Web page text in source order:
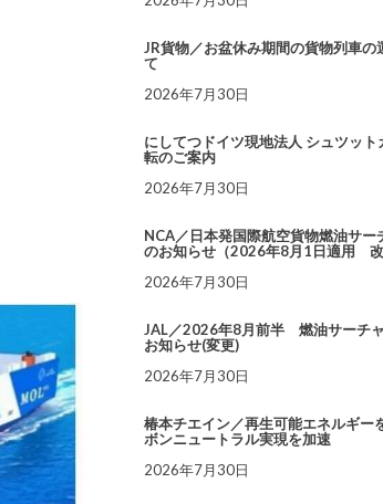
JR貨物／お盆休み期間の貨物列車の
て
2026年7月30日
にしてつドイツ現地法人 シュツット
転のご案内
2026年7月30日
NCA／日本発国際航空貨物燃油サー
のお知らせ（2026年8月1日適用 改
2026年7月30日
JAL／2026年8月前半 燃油サーチ
お知らせ(変更)
2026年7月30日
椿本チエイン／再生可能エネルギー
ボンニュートラル実現を加速
2026年7月30日